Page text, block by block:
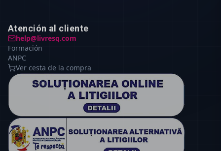
Atención al cliente
help@livresq.com
Formación
ANPC
Ver cesta de la compra